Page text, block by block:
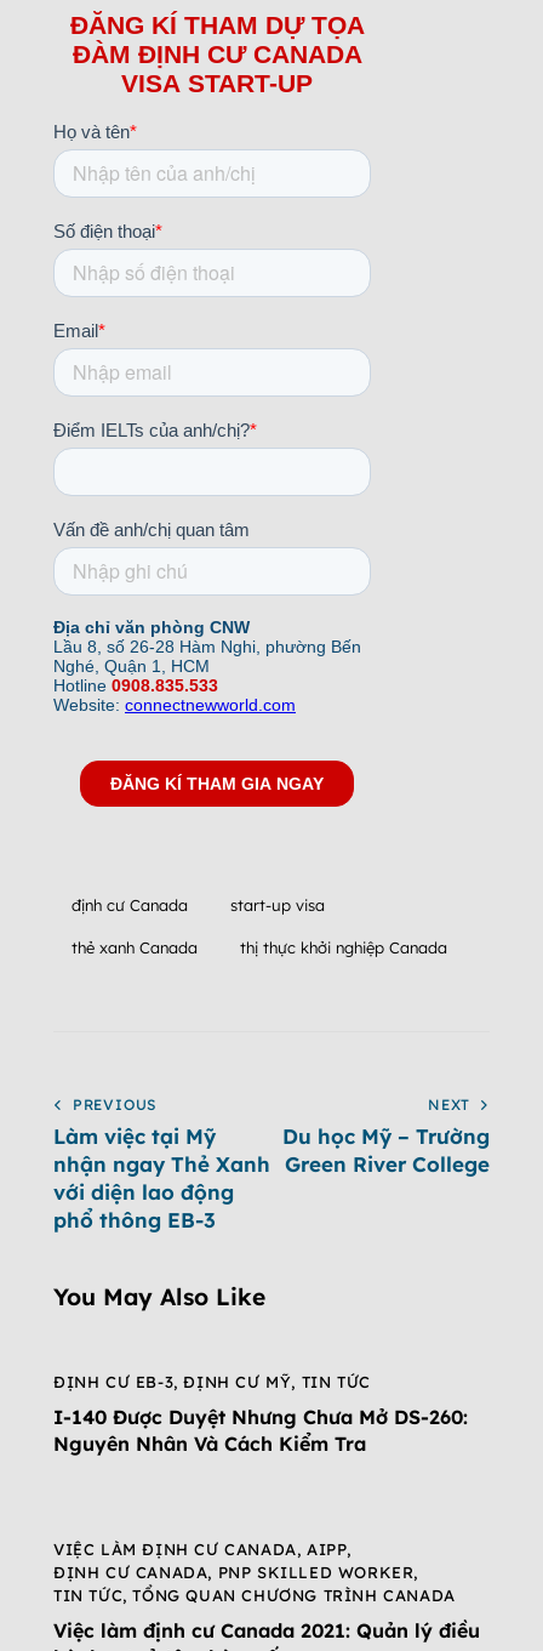
định cư Canada start-up visa
thẻ xanh Canada thị thực khởi nghiệp Canada
PREVIOUS
Làm việc tại Mỹ
nhận ngay Thẻ Xanh
với diện lao động
phổ thông EB-3
NEXT
Du học Mỹ – Trường
Green River College
You May Also Like
ĐỊNH CƯ EB-3,ĐỊNH CƯ MỸ, TIN TỨC
I-140 Được Duyệt Nhưng Chưa Mở DS-260:
Nguyên Nhân Và Cách Kiểm Tra
VIỆC LÀM ĐỊNH CƯ CANADA,AIPP,
ĐỊNH CƯ CANADA, PNP SKILLED WORKER,
TIN TỨC,TỔNG QUAN CHƯƠNG TRÌNH CANADA
Việc làm định cư Canada 2021: Quản lý điều